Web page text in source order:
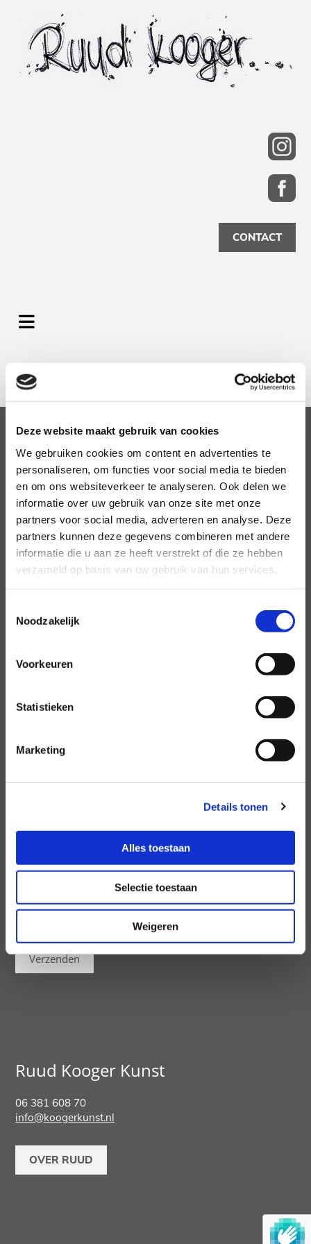
Deze website maakt gebruik van cookies
We gebruiken cookies om content en advertenties te
personaliseren, om functies voor social media te bieden
en om ons websiteverkeer te analyseren. Ook delen we
informatie over uw gebruik van onze site met onze
partners voor social media, adverteren en analyse. Deze
partners kunnen deze gegevens combineren met andere
informatie die u aan ze heeft verstrekt of die ze hebben
verzameld op basis van uw gebruik van hun services.
Noodzakelijk
Voorkeuren
Statistieken
Marketing
Details tonen
Alles toestaan
Selectie toestaan
Weigeren
CONTACT
Contact formulier
Als je me iets wilt vragen of zeggen, stuur dan
een e-mail. Ik antwoord normaal gesproken
binnen 1 tot enkele dagen. Als je na die tijd nog
geen antwoord hebt gehad, kijk dan in je
Naam
Telefoonnummer
Ruud Kooger Kunst
06 381 608 70
info@koogerkunst.nl
OVER RUUD